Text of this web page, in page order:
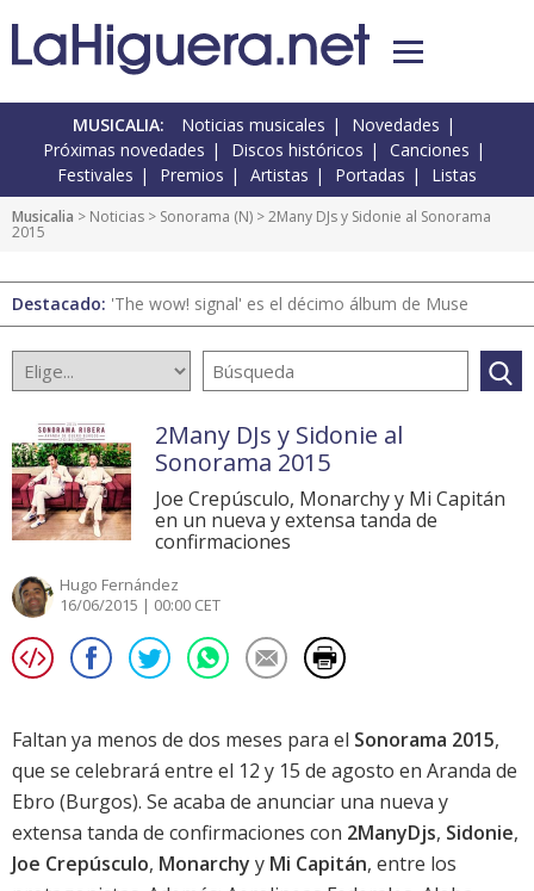
MUSICALIA: Noticias musicales
Novedades
Próximas novedades
Discos históricos
Canciones
Festivales
Premios Artistas Portadas Listas
Musicalia > Noticias > Sonorama (N) > 2Many DJs y Sidonie al Sonorama
2015
Destacado: 'The wow! signal' es el décimo álbum de Muse
2Many DJs y Sidonie al
Sonorama 2015
Joe Crepúsculo, Monarchy y Mi Capitán
en un nueva y extensa tanda de
confirmaciones
Hugo Fernández
16/06/2015 | 00:00 CET
Faltan ya menos de dos meses para el Sonorama 2015,
que se celebrará entre el 12 y 15 de agosto en Aranda de
Ebro (Burgos). Se acaba de anunciar una nueva y
extensa tanda de confirmaciones con 2ManyDjs, Sidonie,
Joe Crepúsculo, Monarchy y Mi Capitán, entre los